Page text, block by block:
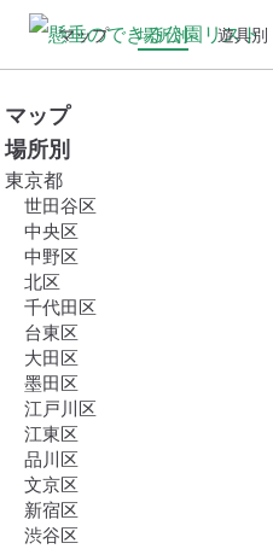
マップ 場所別 遊具別
マップ
場所別
東京都
世田谷区
中央区
中野区
北区
千代田区
台東区
大田区
墨田区
江戸川区
江東区
品川区
文京区
新宿区
渋谷区